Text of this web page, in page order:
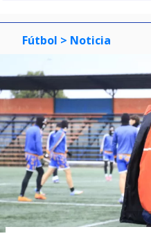
Fútbol > Noticia